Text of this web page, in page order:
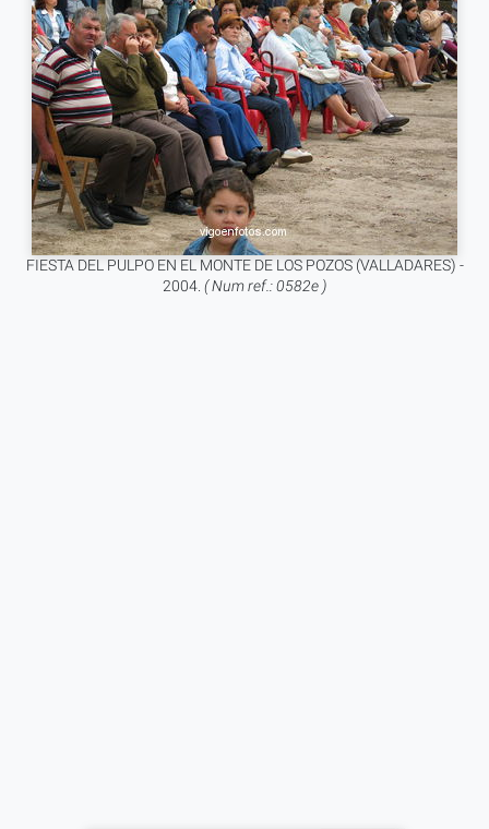
FIESTA DEL PULPO EN EL MONTE DE LOS POZOS (VALLADARES) -
2004. ( Num ref.: 0582e )